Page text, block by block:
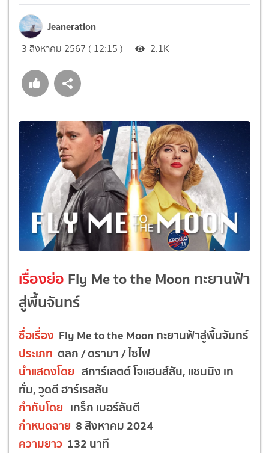
Jeaneration
3 สิงหาคม 2567 ( 12:15 ) 2.1K
เรื่องย่อ Fly Me to the Moon ทะยานฟ้า
สู่พื้นจันทร์
ชื่อเรื่อง Fly Me to the Moon ทะยานฟ้าสู่พื้นจันทร์
ประเภท ตลก / ดรามา / ไซไฟ
นำแสดงโดย สการ์เลตต์ โจแฮนส์สัน, แชนนิง เท
ทั่ม, วูดดี ฮาร์เรลสัน
กำกับโดย เกร็ก เบอร์ลันตี
กำหนดฉาย 8 สิงหาคม 2024
ความยาว 132 นาที